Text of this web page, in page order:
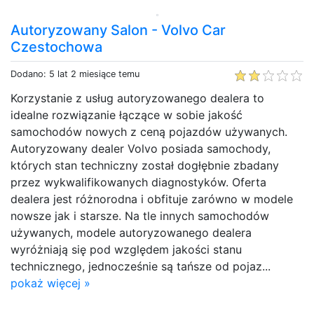
Autoryzowany Salon - Volvo Car
Czestochowa
Dodano: 5 lat 2 miesiące temu
Korzystanie z usług autoryzowanego dealera to
idealne rozwiązanie łączące w sobie jakość
samochodów nowych z ceną pojazdów używanych.
Autoryzowany dealer Volvo posiada samochody,
których stan techniczny został dogłębnie zbadany
przez wykwalifikowanych diagnostyków. Oferta
dealera jest różnorodna i obfituje zarówno w modele
nowsze jak i starsze. Na tle innych samochodów
używanych, modele autoryzowanego dealera
wyróżniają się pod względem jakości stanu
technicznego, jednocześnie są tańsze od pojaz...
pokaż więcej »